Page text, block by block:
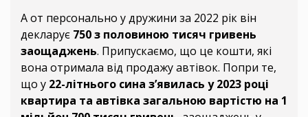
А от персонально у дружини за 2022 рік він
декларує 750 з половиною тисяч гривень
заощаджень. Припускаємо, що це кошти, які
вона отримала від продажу автівок. Попри те,
що у 22-літнього сина з’явилась у 2023 році
квартира та автівка загальною вартістю на 1